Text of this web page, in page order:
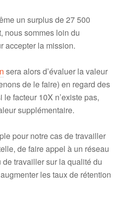
un surplus de 27 500
nous sommes loin du
accepter la mission.
sera alors d’évaluer la valeur
de le faire) en regard des
facteur 10X n’existe pas,
supplémentaire.
pour notre cas de travailler
de faire appel à un réseau
travailler sur la qualité du
les taux de rétention